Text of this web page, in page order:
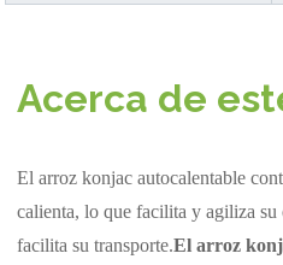
Acerca de
El arroz konjac autocalentable
calienta, lo que facilita y agiliza su
facilita su transporte.El arroz